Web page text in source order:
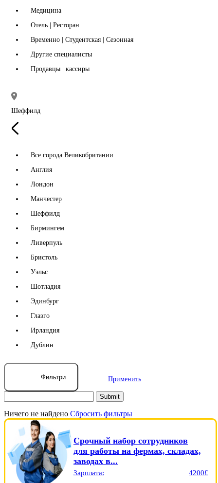
Медицина
Отель | Ресторан
Временно | Студентская | Сезонная
Другие специалисты
Продавцы | кассиры
Шеффилд
Все города Великобритании
Англия
Лондон
Манчестер
Шеффилд
Бирмингем
Ливерпуль
Бристоль
Уэльс
Шотладия
Эдинбург
Глазго
Ирландия
Дублин
Фильтри Применить
Ничего не найдено Сбросить фильтры
Срочный набор сотрудников
для работы на фермах, складах,
заводах в...
Зарплата: 4200£